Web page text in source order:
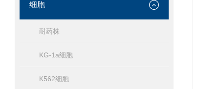
细胞
耐药株
KG-1a细胞
K562细胞